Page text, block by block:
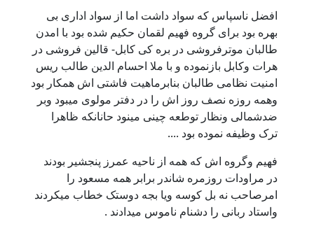
افضل ناسپاس که سواد داشت اما از سواد اداری بی
بهره بود برای گروه فهیم لقمان حکیم شده بود با امدن
طالبان موترفروشی در بره کی کابل- قالین فروشی در
هرات وکابل بازنموده و با ملا احسام الدین طالب ریس
امنیت نظامی طالبان بنابرماهیت فاشتی اش همکار بود
وهمه روزه نصف روز اش را در دفتر مولوی میبود وبر
ضدشمالی ونظار توطعه چینی مینود حانانکه ظاهرا
ترک وظیفه نموده بود ....
فهیم وگروه اش که همه از ناحیه عمرز پنجشیر بودند
در مراودات روزمره شاندر برابر همه مسعود را
امرصاحب نه بل کوسه ویا بجه دوستک خطاب میکردند
واستاد ربانی را دشنام ناموس میدادند .